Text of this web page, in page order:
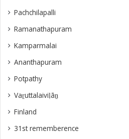
Pachchilapalli
Ramanathapuram
Kamparmalai
Ananthapuram
‎Potpathy
Vaṟuttalaiviḷāṉ
Finland
31st rememberence